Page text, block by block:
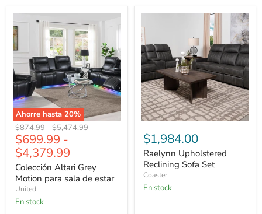
Ahorre hasta 20%
Colección
Altari
Grey
Motion
para
sala
de
estar
Precio
original
$874.99-Precio
original
$5,474.99
$699.99 -
$4,379.99
Colección Altari Grey
Motion para sala de estar
United
En stock
Raelynn
Upholstered
Reclining
Sofa
Set
$1,984.00
Raelynn Upholstered
Reclining Sofa Set
Coaster
En stock